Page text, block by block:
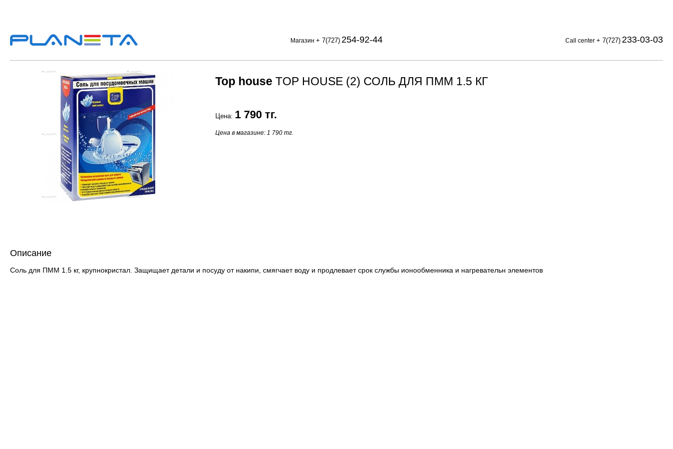
Магазин + 7(727) 254-92-44 Call center + 7(727) 233-03-03
Top house TOP HOUSE (2) СОЛЬ ДЛЯ ПММ 1.5 КГ
Цена: 1 790 тг.
Цена в магазине: 1 790 тг.
Описание
Соль для ПММ 1.5 кг, крупнокристал. Защищает детали и посуду от накипи, смягчает воду и продлевает срок службы ионообменника и нагревательн элементов